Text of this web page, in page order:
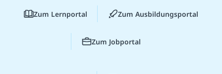
Zum Lernportal Zum Ausbildungsportal
Zum Jobportal